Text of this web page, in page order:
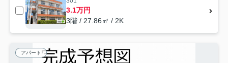
3.1万円
3階 / 27.86㎡ / 2K
アパート